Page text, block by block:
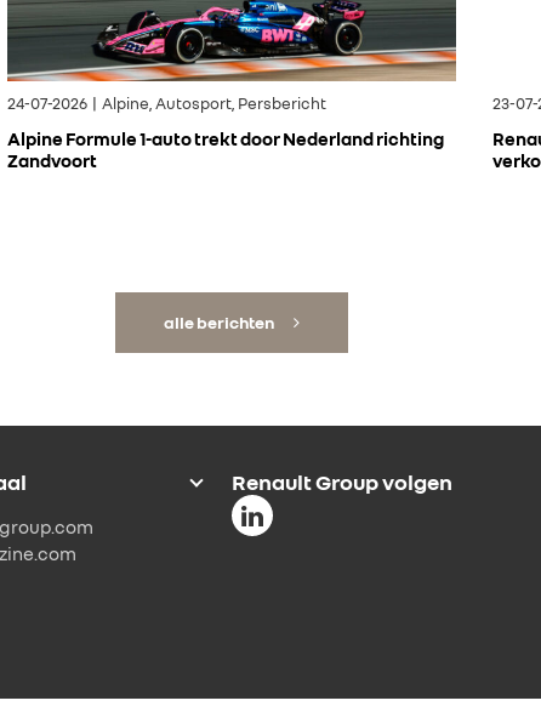
24-07-2026 | Alpine, Autosport, Persbericht
Alpine Formule 1-auto trekt door Nederland richting
Zandvoort
23-
alle berichten
Renault Group volgen